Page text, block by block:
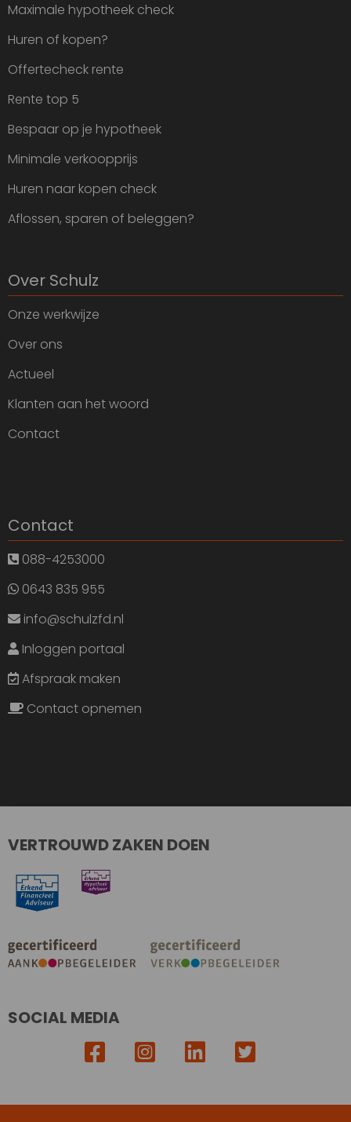
Maximale hypotheek check
Huren of kopen?
Offertecheck rente
Rente top 5
Bespaar op je hypotheek
Minimale verkoopprijs
Huren naar kopen check
Aflossen, sparen of beleggen?
Over Schulz
Onze werkwijze
Over ons
Actueel
Klanten aan het woord
Contact
Contact
088-4253000
0643 835 955
info@schulzfd.nl
Inloggen portaal
Afspraak maken
Contact opnemen
VERTROUWD ZAKEN DOEN
SOCIAL MEDIA